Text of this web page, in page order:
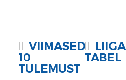
VIIMASED
10
TULEMUST
LIIGA
TABEL